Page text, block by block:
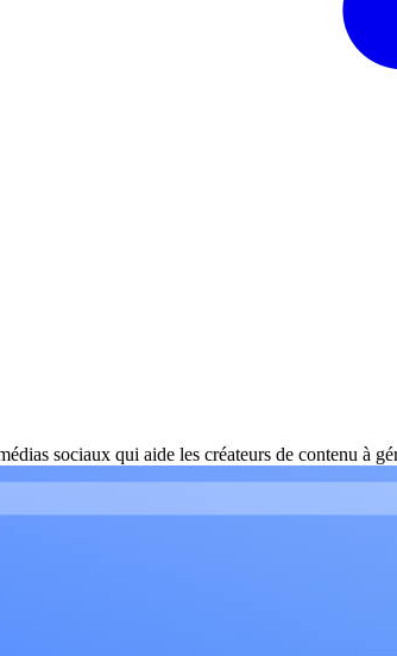
sociaux qui aide les créateurs de contenu à